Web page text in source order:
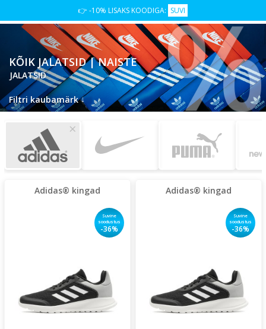
👉 -10% LISAKS KOODIGA: SUVI
Filtri kaubamärk↓
KÕIK JALATSID | NAISTE
JALATSID %
×
Adidas® kingad
Suvine
soodustus
-36%
Adidas® kingad
Suvine
soodustus
-36%